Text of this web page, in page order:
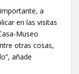
a
en las visitas
Museo
otras cosas,
añade